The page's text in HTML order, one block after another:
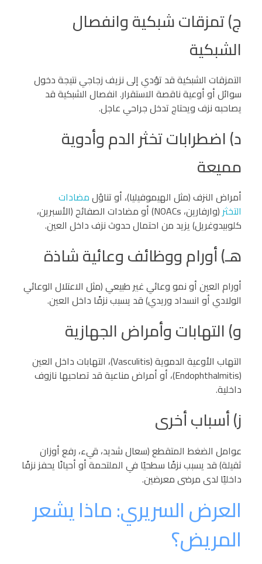
ج) تمزقات شبكية وانفصال
الشبكية
التمزقات الشبكية قد تؤدي إلى نزيف زجاجي نتيجة دخول
سوائل أو أوعية ناقصة الاستقرار. انفصال الشبكية قد
يصاحبه نزف ويحتاج تدخل جراحي عاجل.
د) اضطرابات تخثر الدم وأدوية
مميعة
أمراض النزف (مثل الهيموفيليا)، أو تناوُلمضادات
التخثر
(وارفارين، NOACs) أو مضادات الصفائح (الأسبرين،
كلوبيدوغريل) يزيد من احتمال حدوث نزف داخل العين.
هـ) أورام ووظائف وعائية شاذة
أورام العين أو نمو وعائي غير طبيعي (مثل الاعتلال الوعائي
الولادي أو انسداد وريدي) قد يسبب نزفًا داخل العين.
و) التهابات وأمراض الجهازية
التهاب الأوعية الدموية (Vasculitis)، التهابات داخل العين
(Endophthalmitis)، أو أمراض مناعية قد تصاحبها نازوف
داخلية.
ز) أسباب أخرى
عوامل الضغط المتقطع (سعال شديد، قيء، رفع أوزان
ثقيلة) قد يسبب نزفًا سطحيًا في الملتحمة أو أحيانًا يحفز نزفًا
داخليًا لدى مرضى معرضين.
العرض السريري: ماذا يشعر
المريض؟